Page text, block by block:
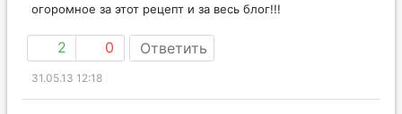
огоромное за этот рецепт и за весь блог!!!
2 0 Ответить
31.05.13 12:18